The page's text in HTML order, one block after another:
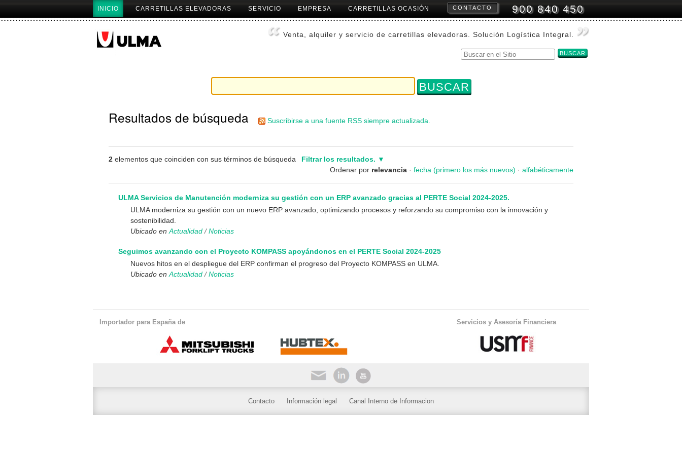
Cambiar
contenido.
Saltar
Herramientas
Personales
Secciones
INICIO CARRETILLAS ELEVADORAS SERVICIO EMPRESA CARRETILLAS OCASIÓN
Buscar
CONTACTO 900 840 450
Venta, alquiler y servicio de carretillas elevadoras. Solución Logística Integral.
Resultados de búsqueda Suscribirse a una fuente RSS siempre actualizada.
2elementos que coinciden con sus términos de búsqueda
Filtrar los resultados.
Ordenar por relevancia · fecha (primero los más nuevos) · alfabéticamente
ULMA Servicios de Manutención moderniza su gestión con un ERP avanzado gracias al PERTE Social 2024-2025.
ULMA moderniza su gestión con un nuevo ERP avanzado, optimizando procesos y reforzando su compromiso con la innovación y
sostenibilidad.
Ubicado en Actualidad /Noticias
Seguimos avanzando con el Proyecto KOMPASS apoyándonos en el PERTE Social 2024-2025
Nuevos hitos en el despliegue del ERP confirman el progreso del Proyecto KOMPASS en ULMA.
Ubicado en Actualidad /Noticias
Importador para España de Servicios y Asesoría Financiera
Contacto Información legal Canal Interno de Informacion